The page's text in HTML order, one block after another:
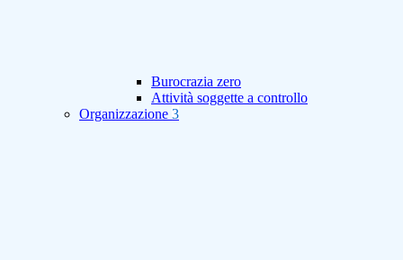
Burocrazia zero
Attività soggette a controllo
Organizzazione 3